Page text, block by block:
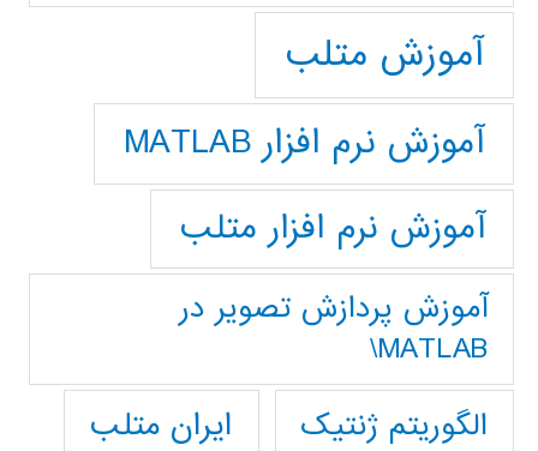
آموزش متلب
آموزش نرم افزار MATLAB
آموزش نرم افزار متلب
آموزش پردازش تصوير در
MATLAB\
الگوریتم ژنتیک
ایران متلب